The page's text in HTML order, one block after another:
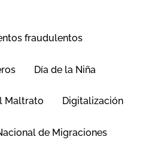
fraudulentos
Día de la Niña
Maltrato Digitalización
de Migraciones